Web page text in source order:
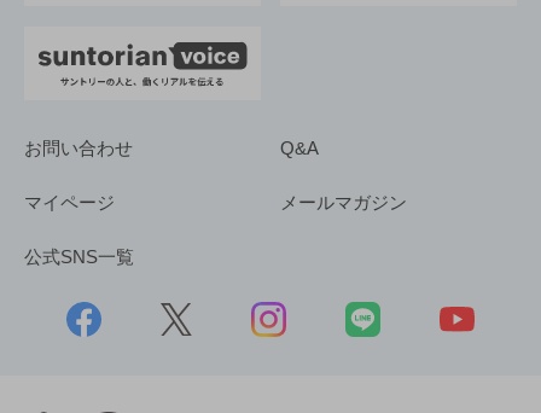
お問い合わせ Q&A
マイページ メールマガジン
公式SNS一覧